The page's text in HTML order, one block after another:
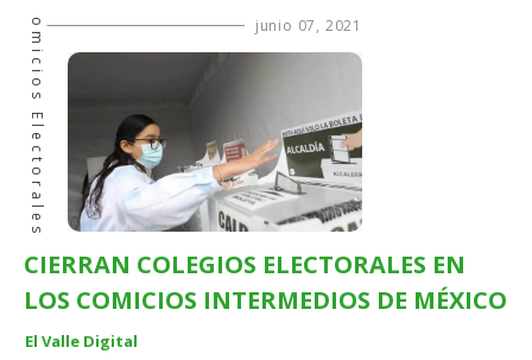
junio 07, 2021
Comicios Electorales
CIERRAN COLEGIOS ELECTORALES EN
LOS COMICIOS INTERMEDIOS DE MÉXICO
El Valle Digital